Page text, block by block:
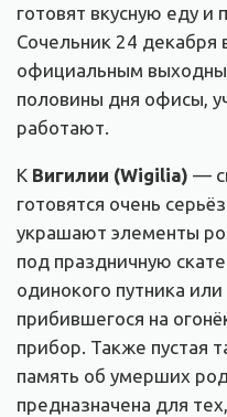
готовят вкусную еду и
Сочельник 24
официальным
половины дня офисы,
работают.
К Вигилии (Wigilia) —
готовятся очень
украшают элементы
под праздничную
одинокого путника или
прибившегося на
прибор. Также пустая
память об умерших
предназначена для